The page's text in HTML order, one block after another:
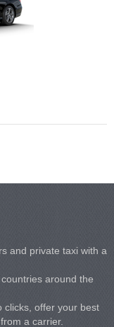
and private taxi with a
around the
clicks, offer your best
a carrier.